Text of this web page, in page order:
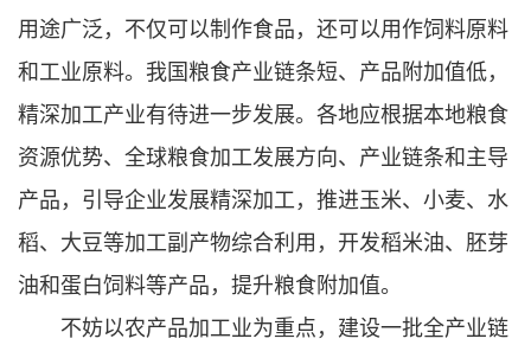
用途广泛，不仅可以制作食品，还可以用作饲料原料
和工业原料。我国粮食产业链条短、产品附加值低，
精深加工产业有待进一步发展。各地应根据本地粮食
资源优势、全球粮食加工发展方向、产业链条和主导
产品，引导企业发展精深加工，推进玉米、小麦、水
稻、大豆等加工副产物综合利用，开发稻米油、胚芽
油和蛋白饲料等产品，提升粮食附加值。
不妨以农产品加工业为重点，建设一批全产业链